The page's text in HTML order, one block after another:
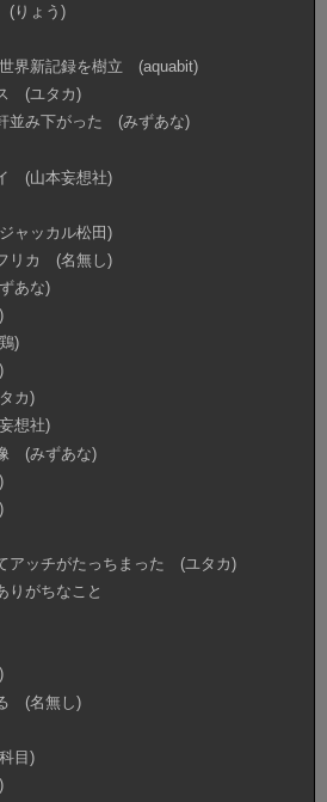
(りょう)
界新記録を樹立 (aquabit)
(ユタカ)
並み下がった (みずあな)
(山本妄想社)
ャッカル松田)
リカ (名無し)
あな)
)
カ)
想社)
(みずあな)
アッチがたっちまった (ユタカ)
りがちなこと
(名無し)
目)